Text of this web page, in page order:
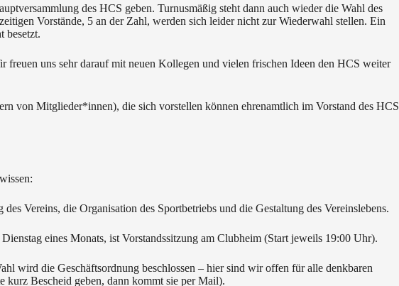
des HCS geben. Turnusmäßig steht dann auch wieder die Wahl des
Vorstände, 5 an der Zahl, werden sich leider nicht zur Wiederwahl stellen. Ein
besetzt.
freuen uns sehr darauf mit neuen Kollegen und vielen frischen Ideen den HCS weiter
von Mitglieder*innen), die sich vorstellen können ehrenamtlich im Vorstand des HCS
Vereins, die Organisation des Sportbetriebs und die Gestaltung des Vereinslebens.
eines Monats, ist Vorstandssitzung am Clubheim (Start jeweils 19:00 Uhr).
wird die Geschäftsordnung beschlossen – hier sind wir offen für alle denkbaren
kurz Bescheid geben, dann kommt sie per Mail).